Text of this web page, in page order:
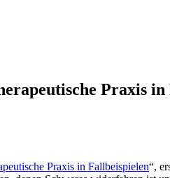
Praxis
Praxis in Fallbeispielen“,